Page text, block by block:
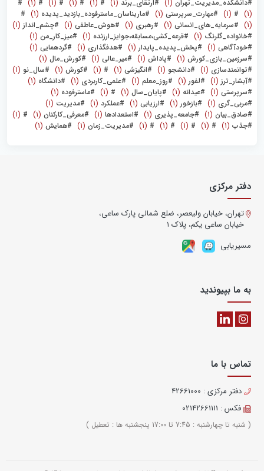
#دانشکده_مدیریت_تهران (1) #ارتقای_برند (1)
#
(1)
#
(1)
#
(1)
#
(1)
#
(1)
#
(1) #مهارت_سرپرستی (1) #ماریناسان_ماسترفوده_بازدید_پدیده (1)
#
(1)
#سرمایه_های_انسانی (1) #رهبری (1) #هوش_عاطفی (1) #چشم_انداز (1)
#خانواده_گلرنگ (1) #قرعه_کشی،مسابقه،جوایز_ارزنده (1) #میز_کار_من (1)
#خودآگاهی (1) #پخش_پدیده_پایدار (1) #هدفگذاری (1) #گردهمایی (1)
#سرزمین_بازی_کورش (1) #پاداش (1) #میر_عالی (1) #کورش‌_مال (1)
#توانمندسازی (1) #دانشجو (1) #انگیزشی (1)
#
(1) #کورش (1) #سال_نو (1)
#آبشار_ترز (1) #لفور (1) #روز_معلم (1) #علمی_کاربردی (1) #دانشگاه (1)
#سرپرستی (1) #عیدانه (1) #پایان_سال (1)
#
(1) #ماسترفوده (1)
#مربی_گری (1) #بازخور (1) #ارزیابی (1) #عملکرد (1) #مدیریت (1)
#صادق_بیان (1) #جامعه_پذیری (1) #استعدادها (1) #معرفی_کارکنان (1)
#
(1)
#جذب (1)
#
(1)
#
(1)
#
(1)
#
(1) #مدیریت_زمان (1) #همایش (1)
دفتر مرکزی
تهران، خیابان ولیعصر، ضلع شمالی پارک ساعی،
خیابان ساعی یکم، پلاک ۱
مسیریابی
به ما بپیوندید
تماس با ما
دفتر مرکزی : 42661000
فکس : 02142661111
( شنبه تا چهارشنبه : 7:45 تا 17:00 پنجشنبه ها : تعطیل )